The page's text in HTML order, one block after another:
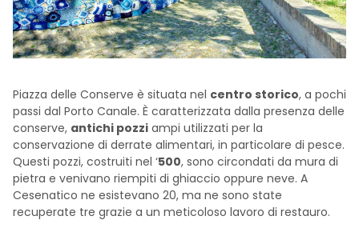
Piazza delle Conserve è situata nel centro storico, a pochi
passi dal Porto Canale. È caratterizzata dalla presenza delle
conserve, antichi pozzi ampi utilizzati per la
conservazione di derrate alimentari, in particolare di pesce.
Questi pozzi, costruiti nel ‘500, sono circondati da mura di
pietra e venivano riempiti di ghiaccio oppure neve. A
Cesenatico ne esistevano 20, ma ne sono state
recuperate tre grazie a un meticoloso lavoro di restauro.